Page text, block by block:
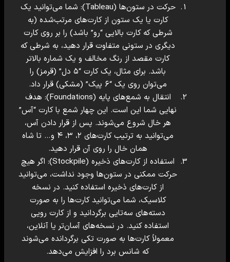
حرکت در ستون‌ها (Tableau): شما می‌توانید یک
کارت یا یک ستون از کارت‌های مرتب‌شده (به
شرطی که کارت بالایی “رو” باشد) را بر روی کارت
دیگری در ستونی متفاوت قرار دهید، به شرطی که
کارت مقصد از رنگ مخالف و یک شماره بالاتر
باشد. برای مثال، یک کارت “۵ دل” (قرمز) را
می‌توان روی یک “۶ پیک” (مشکی) قرار داد.
انتقال به شمع‌های پایه (Foundations): هدف
نهایی شما این است. این چهار شمع با کارت “آس”
هر خال شروع می‌شوند. پس از قرار دادن آس،
می‌توانید به ترتیب کارت‌های ۲، ۳، ۴ و… تا شاه
همان خال را روی آن قرار دهید.
استفاده از کارت‌های ذخیره (Stockpile): اگر هیچ
حرکت ممکنی در ستون‌ها وجود نداشت، می‌توانید
از کارت‌های ذخیره استفاده کنید. در نسخه
کلاسیک، شما می‌توانید کارت‌ها را به صورت
دسته‌های سه‌تایی برگردانید و از کارت رویی
استفاده کنید. در نسخه‌های آسان‌تر یا آنلاین،
معمولاً کارت‌ها به صورت تکی برگردانده می‌شوند
که شانس برد را افزایش می‌دهد.